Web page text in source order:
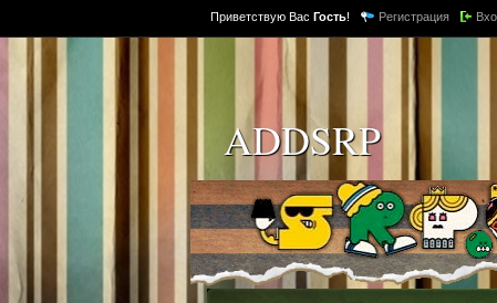
Приветствую Вас Гость! Регистрация
ADDSRP